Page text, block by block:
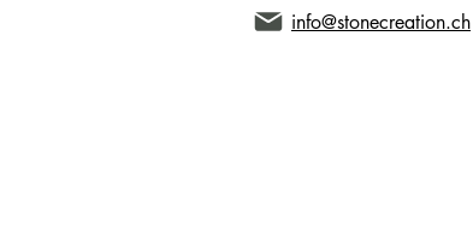
info@stonecreation.ch